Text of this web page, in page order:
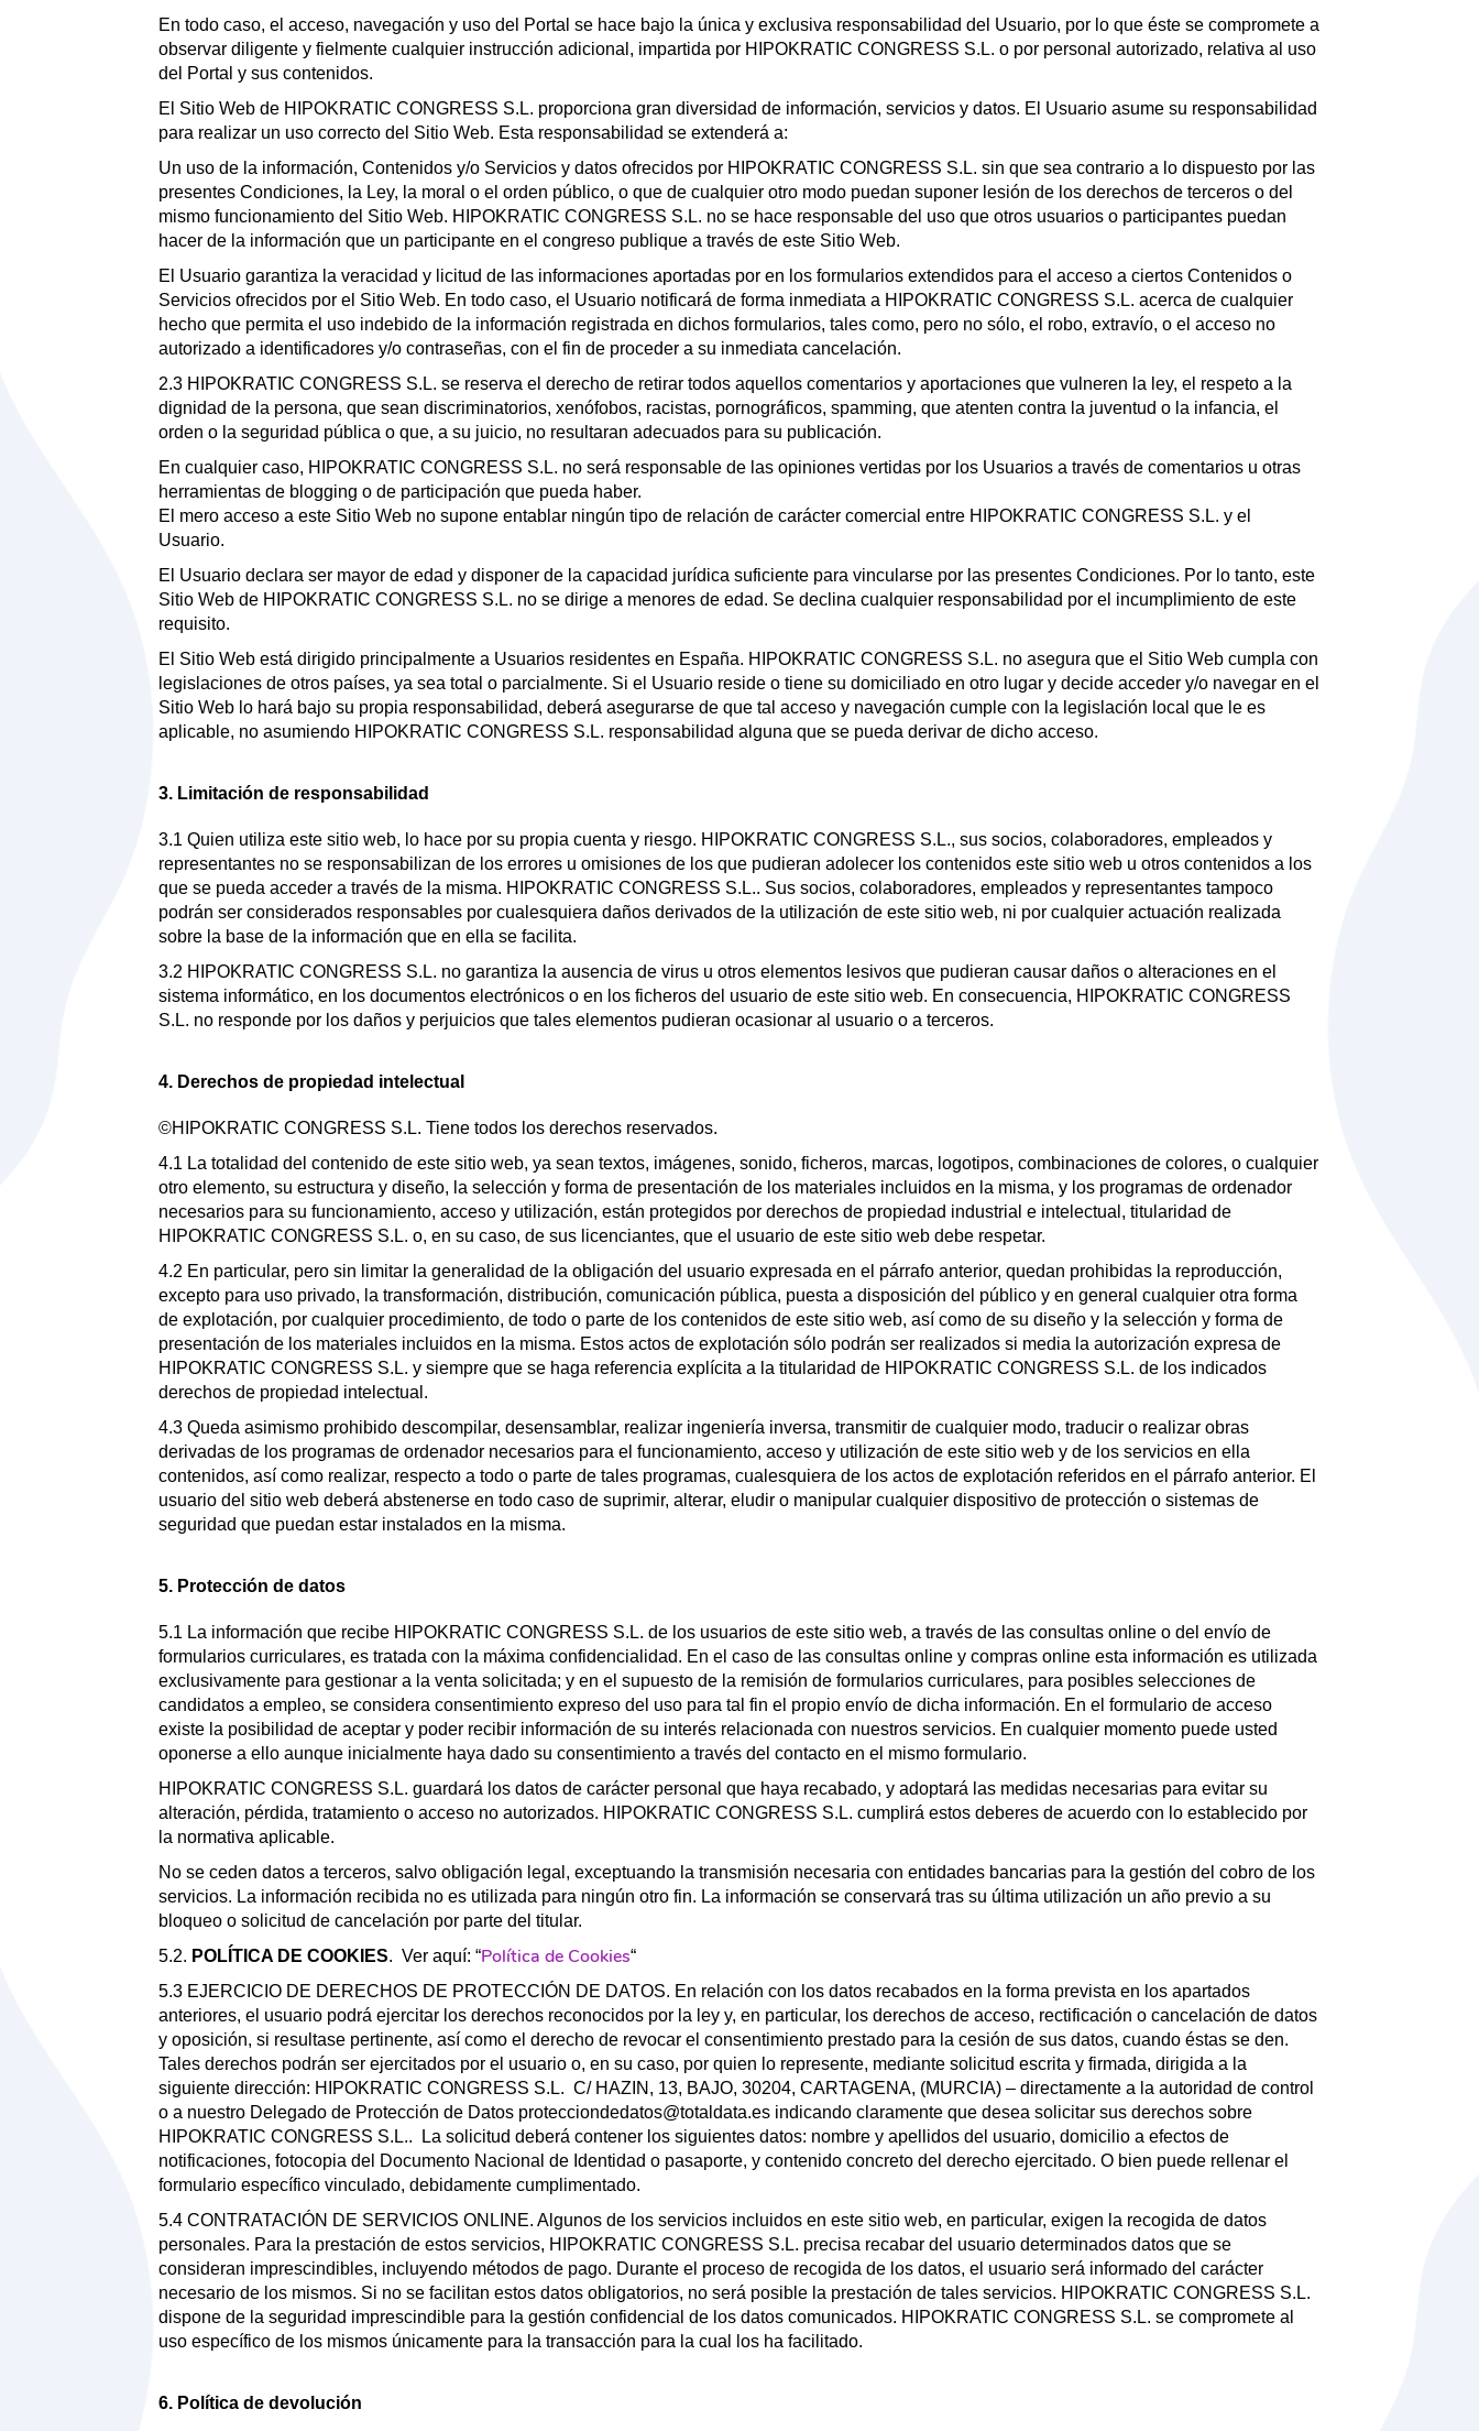
En todo caso, el acceso, navegación y uso del Portal se hace bajo la única y exclusiva responsabilidad del Usuario, por lo que éste se compromete a
observar diligente y fielmente cualquier instrucción adicional, impartida por HIPOKRATIC CONGRESS S.L. o por personal autorizado, relativa al uso
del Portal y sus contenidos.
El Sitio Web de HIPOKRATIC CONGRESS S.L. proporciona gran diversidad de información, servicios y datos. El Usuario asume su responsabilidad
para realizar un uso correcto del Sitio Web. Esta responsabilidad se extenderá a:
Un uso de la información, Contenidos y/o Servicios y datos ofrecidos por HIPOKRATIC CONGRESS S.L. sin que sea contrario a lo dispuesto por las
presentes Condiciones, la Ley, la moral o el orden público, o que de cualquier otro modo puedan suponer lesión de los derechos de terceros o del
mismo funcionamiento del Sitio Web. HIPOKRATIC CONGRESS S.L. no se hace responsable del uso que otros usuarios o participantes puedan
hacer de la información que un participante en el congreso publique a través de este Sitio Web.
El Usuario garantiza la veracidad y licitud de las informaciones aportadas por en los formularios extendidos para el acceso a ciertos Contenidos o
Servicios ofrecidos por el Sitio Web. En todo caso, el Usuario notificará de forma inmediata a HIPOKRATIC CONGRESS S.L. acerca de cualquier
hecho que permita el uso indebido de la información registrada en dichos formularios, tales como, pero no sólo, el robo, extravío, o el acceso no
autorizado a identificadores y/o contraseñas, con el fin de proceder a su inmediata cancelación.
2.3 HIPOKRATIC CONGRESS S.L. se reserva el derecho de retirar todos aquellos comentarios y aportaciones que vulneren la ley, el respeto a la
dignidad de la persona, que sean discriminatorios, xenófobos, racistas, pornográficos, spamming, que atenten contra la juventud o la infancia, el
orden o la seguridad pública o que, a su juicio, no resultaran adecuados para su publicación.
En cualquier caso, HIPOKRATIC CONGRESS S.L. no será responsable de las opiniones vertidas por los Usuarios a través de comentarios u otras
herramientas de blogging o de participación que pueda haber.
El mero acceso a este Sitio Web no supone entablar ningún tipo de relación de carácter comercial entre HIPOKRATIC CONGRESS S.L. y el
Usuario.
El Usuario declara ser mayor de edad y disponer de la capacidad jurídica suficiente para vincularse por las presentes Condiciones. Por lo tanto, este
Sitio Web de HIPOKRATIC CONGRESS S.L. no se dirige a menores de edad. Se declina cualquier responsabilidad por el incumplimiento de este
requisito.
El Sitio Web está dirigido principalmente a Usuarios residentes en España. HIPOKRATIC CONGRESS S.L. no asegura que el Sitio Web cumpla con
legislaciones de otros países, ya sea total o parcialmente. Si el Usuario reside o tiene su domiciliado en otro lugar y decide acceder y/o navegar en el
Sitio Web lo hará bajo su propia responsabilidad, deberá asegurarse de que tal acceso y navegación cumple con la legislación local que le es
aplicable, no asumiendo HIPOKRATIC CONGRESS S.L. responsabilidad alguna que se pueda derivar de dicho acceso.
3. Limitación de responsabilidad
3.1 Quien utiliza este sitio web, lo hace por su propia cuenta y riesgo. HIPOKRATIC CONGRESS S.L., sus socios, colaboradores, empleados y
representantes no se responsabilizan de los errores u omisiones de los que pudieran adolecer los contenidos este sitio web u otros contenidos a los
que se pueda acceder a través de la misma. HIPOKRATIC CONGRESS S.L.. Sus socios, colaboradores, empleados y representantes tampoco
podrán ser considerados responsables por cualesquiera daños derivados de la utilización de este sitio web, ni por cualquier actuación realizada
sobre la base de la información que en ella se facilita.
3.2 HIPOKRATIC CONGRESS S.L. no garantiza la ausencia de virus u otros elementos lesivos que pudieran causar daños o alteraciones en el
sistema informático, en los documentos electrónicos o en los ficheros del usuario de este sitio web. En consecuencia, HIPOKRATIC CONGRESS
S.L. no responde por los daños y perjuicios que tales elementos pudieran ocasionar al usuario o a terceros.
4. Derechos de propiedad intelectual
©HIPOKRATIC CONGRESS S.L. Tiene todos los derechos reservados.
4.1 La totalidad del contenido de este sitio web, ya sean textos, imágenes, sonido, ficheros, marcas, logotipos, combinaciones de colores, o cualquier
otro elemento, su estructura y diseño, la selección y forma de presentación de los materiales incluidos en la misma, y los programas de ordenador
necesarios para su funcionamiento, acceso y utilización, están protegidos por derechos de propiedad industrial e intelectual, titularidad de
HIPOKRATIC CONGRESS S.L. o, en su caso, de sus licenciantes, que el usuario de este sitio web debe respetar.
4.2 En particular, pero sin limitar la generalidad de la obligación del usuario expresada en el párrafo anterior, quedan prohibidas la reproducción,
excepto para uso privado, la transformación, distribución, comunicación pública, puesta a disposición del público y en general cualquier otra forma
de explotación, por cualquier procedimiento, de todo o parte de los contenidos de este sitio web, así como de su diseño y la selección y forma de
presentación de los materiales incluidos en la misma. Estos actos de explotación sólo podrán ser realizados si media la autorización expresa de
HIPOKRATIC CONGRESS S.L. y siempre que se haga referencia explícita a la titularidad de HIPOKRATIC CONGRESS S.L. de los indicados
derechos de propiedad intelectual.
4.3 Queda asimismo prohibido descompilar, desensamblar, realizar ingeniería inversa, transmitir de cualquier modo, traducir o realizar obras
derivadas de los programas de ordenador necesarios para el funcionamiento, acceso y utilización de este sitio web y de los servicios en ella
contenidos, así como realizar, respecto a todo o parte de tales programas, cualesquiera de los actos de explotación referidos en el párrafo anterior. El
usuario del sitio web deberá abstenerse en todo caso de suprimir, alterar, eludir o manipular cualquier dispositivo de protección o sistemas de
seguridad que puedan estar instalados en la misma.
5. Protección de datos
5.1 La información que recibe HIPOKRATIC CONGRESS S.L. de los usuarios de este sitio web, a través de las consultas online o del envío de
formularios curriculares, es tratada con la máxima confidencialidad. En el caso de las consultas online y compras online esta información es utilizada
exclusivamente para gestionar a la venta solicitada; y en el supuesto de la remisión de formularios curriculares, para posibles selecciones de
candidatos a empleo, se considera consentimiento expreso del uso para tal fin el propio envío de dicha información. En el formulario de acceso
existe la posibilidad de aceptar y poder recibir información de su interés relacionada con nuestros servicios. En cualquier momento puede usted
oponerse a ello aunque inicialmente haya dado su consentimiento a través del contacto en el mismo formulario.
HIPOKRATIC CONGRESS S.L. guardará los datos de carácter personal que haya recabado, y adoptará las medidas necesarias para evitar su
alteración, pérdida, tratamiento o acceso no autorizados. HIPOKRATIC CONGRESS S.L. cumplirá estos deberes de acuerdo con lo establecido por
la normativa aplicable.
No se ceden datos a terceros, salvo obligación legal, exceptuando la transmisión necesaria con entidades bancarias para la gestión del cobro de los
servicios. La información recibida no es utilizada para ningún otro fin. La información se conservará tras su última utilización un año previo a su
bloqueo o solicitud de cancelación por parte del titular.
5.2. POLÍTICA DE COOKIES. Ver aquí: “Política de Cookies“
5.3 EJERCICIO DE DERECHOS DE PROTECCIÓN DE DATOS. En relación con los datos recabados en la forma prevista en los apartados
anteriores, el usuario podrá ejercitar los derechos reconocidos por la ley y, en particular, los derechos de acceso, rectificación o cancelación de datos
y oposición, si resultase pertinente, así como el derecho de revocar el consentimiento prestado para la cesión de sus datos, cuando éstas se den.
Tales derechos podrán ser ejercitados por el usuario o, en su caso, por quien lo represente, mediante solicitud escrita y firmada, dirigida a la
siguiente dirección: HIPOKRATIC CONGRESS S.L. C/ HAZIN, 13, BAJO, 30204, CARTAGENA, (MURCIA) – directamente a la autoridad de control
o a nuestro Delegado de Protección de Datos protecciondedatos@totaldata.es indicando claramente que desea solicitar sus derechos sobre
HIPOKRATIC CONGRESS S.L.. La solicitud deberá contener los siguientes datos: nombre y apellidos del usuario, domicilio a efectos de
notificaciones, fotocopia del Documento Nacional de Identidad o pasaporte, y contenido concreto del derecho ejercitado. O bien puede rellenar el
formulario específico vinculado, debidamente cumplimentado.
5.4 CONTRATACIÓN DE SERVICIOS ONLINE. Algunos de los servicios incluidos en este sitio web, en particular, exigen la recogida de datos
personales. Para la prestación de estos servicios, HIPOKRATIC CONGRESS S.L. precisa recabar del usuario determinados datos que se
consideran imprescindibles, incluyendo métodos de pago. Durante el proceso de recogida de los datos, el usuario será informado del carácter
necesario de los mismos. Si no se facilitan estos datos obligatorios, no será posible la prestación de tales servicios. HIPOKRATIC CONGRESS S.L.
dispone de la seguridad imprescindible para la gestión confidencial de los datos comunicados. HIPOKRATIC CONGRESS S.L. se compromete al
uso específico de los mismos únicamente para la transacción para la cual los ha facilitado.
6. Política de devolución